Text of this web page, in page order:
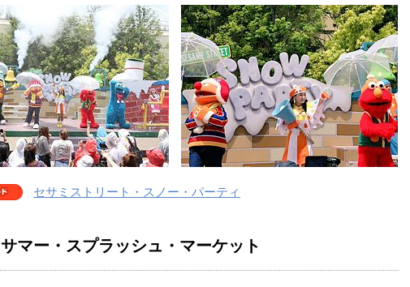
セサミストリート・スノー・パーティ
サマー・スプラッシュ・マーケット